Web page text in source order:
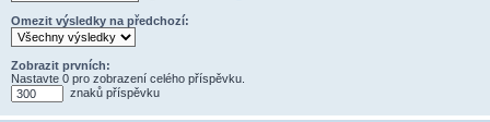
Omezit výsledky na předchozí:
Zobrazit prvních:
Nastavte 0 pro zobrazení celého příspěvku.
znaků příspěvku